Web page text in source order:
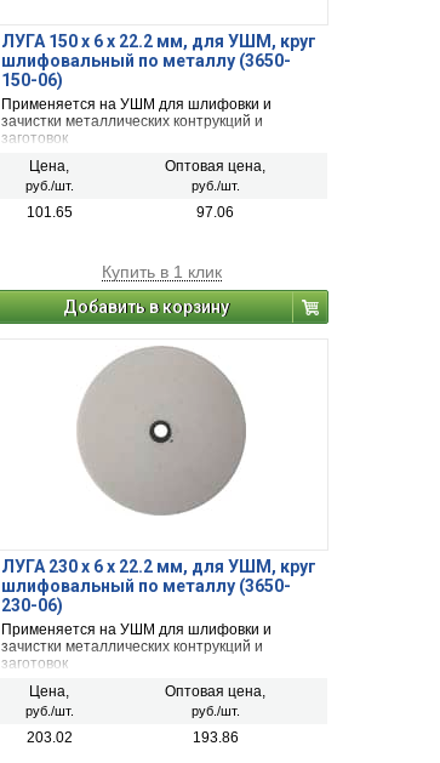
ЛУГА 150 х 6 х 22.2 мм, для УШМ, круг
шлифовальный по металлу (3650-
150-06)
Применяется на УШМ для шлифовки и
зачистки металлических контрукций и
заготовок
Цена,
руб./шт.
Оптовая цена,
руб./шт.
101.65 97.06
Купить в 1 клик
Добавить в корзину
ЛУГА 230 х 6 х 22.2 мм, для УШМ, круг
шлифовальный по металлу (3650-
230-06)
Применяется на УШМ для шлифовки и
зачистки металлических контрукций и
заготовок
Цена,
руб./шт.
Оптовая цена,
руб./шт.
203.02 193.86